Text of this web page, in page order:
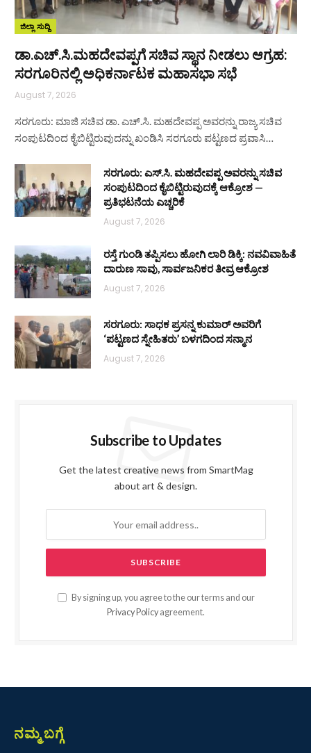
ಜಿಲ್ಲಾ ಸುದ್ದಿ
ಡಾ.ಎಚ್.ಸಿ.ಮಹದೇವಪ್ಪಗೆ ಸಚಿವ ಸ್ಥಾನ ನೀಡಲು ಆಗ್ರಹ:
ಸರಗೂರಿನಲ್ಲಿ ಅಧಿಕರ್ನಾಟಕ ಮಹಾಸಭಾ ಸಭೆ
August 7, 2026
ಸರಗೂರು: ಮಾಜಿ ಸಚಿವ ಡಾ. ಎಚ್.ಸಿ. ಮಹದೇವಪ್ಪ ಅವರನ್ನು ರಾಜ್ಯ ಸಚಿವ
ಸಂಪುಟದಿಂದ ಕೈಬಿಟ್ಟಿರುವುದನ್ನು ಖಂಡಿಸಿ ಸರಗೂರು ಪಟ್ಟಣದ ಪ್ರವಾಸಿ…
ಸರಗೂರು: ಎಸ್.ಸಿ. ಮಹದೇವಪ್ಪ ಅವರನ್ನು ಸಚಿವ
ಸಂಪುಟದಿಂದ ಕೈಬಿಟ್ಟಿರುವುದಕ್ಕೆ ಆಕ್ರೋಶ —
ಪ್ರತಿಭಟನೆಯ ಎಚ್ಚರಿಕೆ
August 7, 2026
ರಸ್ತೆ ಗುಂಡಿ ತಪ್ಪಿಸಲು ಹೋಗಿ ಲಾರಿ ಡಿಕ್ಕಿ: ನವವಿವಾಹಿತೆ
ದಾರುಣ ಸಾವು, ಸಾರ್ವಜನಿಕರ ತೀವ್ರ ಆಕ್ರೋಶ
August 7, 2026
ಸರಗೂರು: ಸಾಧಕ ಪ್ರಸನ್ನ ಕುಮಾರ್ ಅವರಿಗೆ
‘ಪಟ್ಟಣದ ಸ್ನೇಹಿತರು’ ಬಳಗದಿಂದ ಸನ್ಮಾನ
August 7, 2026
Subscribe to Updates
Get the latest creative news from SmartMag
about art & design.
By signing up, you agree to the our terms and our
Privacy Policy agreement.
ನಮ್ಮ ಬಗ್ಗೆ